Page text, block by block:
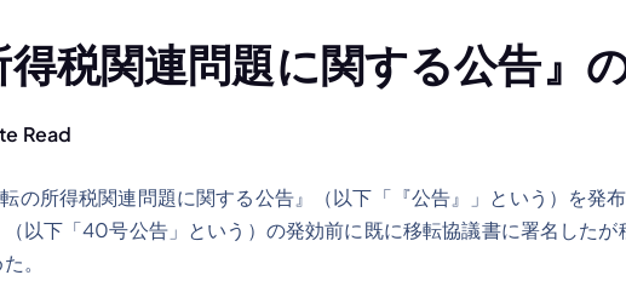
得税関連問題に関する公告』
Read
の所得税関連問題に関する公告』（以下「『公告』」という）を発
以下「40号公告」という）の発効前に既に移転協議書に署名した
た。